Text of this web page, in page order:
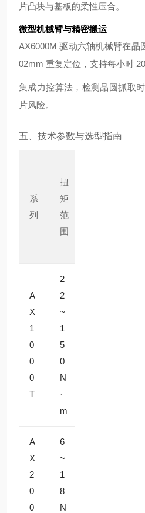
片凸块与基板的柔性压合。
微型机械臂与精密搬运
AX6000M 驱动六轴机械臂在晶
02mm 重复定位，支持每小时
集成力控算法，检测晶圆抓取
片风险。
五、技术参数与选型指南
系
列
扭
矩
范
围
A
X
1
0
0
0
T
2
2
~
1
5
0
N
·
m
A
X
2
0
0
6
~
1
8
N